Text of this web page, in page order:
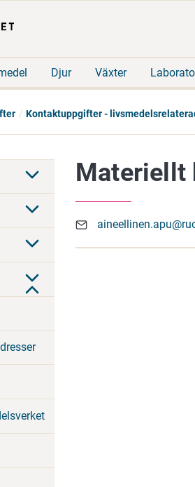
Djur Växter
Kontaktuppgifter -
Materiellt